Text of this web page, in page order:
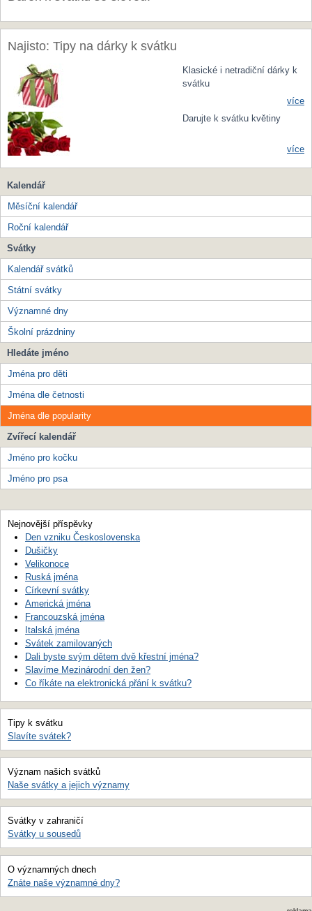
Najisto: Tipy na dárky k svátku
Klasické i netradiční dárky k
svátku
více
Darujte k svátku květiny
více
Kalendář
Měsíční kalendář
Roční kalendář
Svátky
Kalendář svátků
Státní svátky
Významné dny
Školní prázdniny
Hledáte jméno
Jména pro děti
Jména dle četnosti
Jména dle popularity
Zvířecí kalendář
Jméno pro kočku
Jméno pro psa
Nejnovější příspěvky
Den vzniku Československa
Dušičky
Velikonoce
Ruská jména
Církevní svátky
Americká jména
Francouzská jména
Italská jména
Svátek zamilovaných
Dali byste svým dětem dvě křestní jména?
Slavíme Mezinárodní den žen?
Co říkáte na elektronická přání k svátku?
Tipy k svátku
Slavíte svátek?
Význam našich svátků
Naše svátky a jejich významy
Svátky v zahraničí
Svátky u sousedů
O významných dnech
Znáte naše významné dny?